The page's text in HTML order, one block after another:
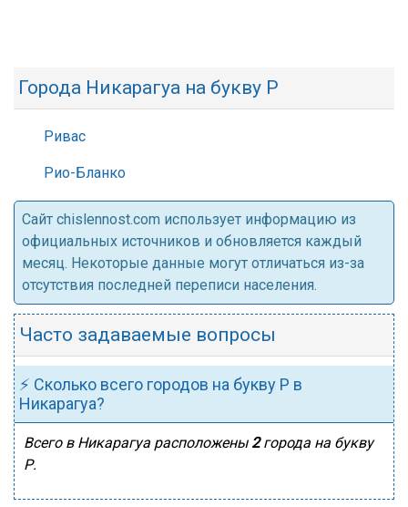
Города Никарагуа на букву Р
Ривас
Рио-Бланко
Cайт chislennost.com использует информацию из
официальных источников и обновляется каждый
месяц. Некоторые данные могут отличаться из-за
отсутствия последней переписи населения.
Часто задаваемые вопросы
⚡ Сколько всего городов на букву Р в
Никарагуа?
Всего в Никарагуа расположены 2города на букву
Р.